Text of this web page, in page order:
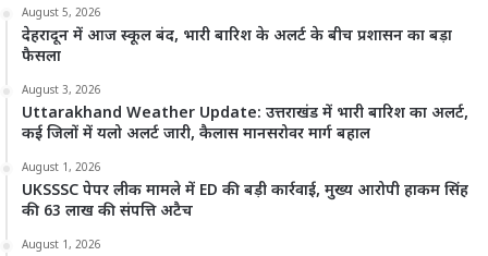
August 5, 2026
देहरादून में आज स्कूल बंद, भारी बारिश के अलर्ट के बीच प्रशासन का बड़ा
फैसला
August 3, 2026
Uttarakhand Weather Update: उत्तराखंड में भारी बारिश का अलर्ट,
कई जिलों में यलो अलर्ट जारी, कैलास मानसरोवर मार्ग बहाल
August 1, 2026
UKSSSC पेपर लीक मामले में ED की बड़ी कार्रवाई, मुख्य आरोपी हाकम सिंह
की 63 लाख की संपत्ति अटैच
August 1, 2026